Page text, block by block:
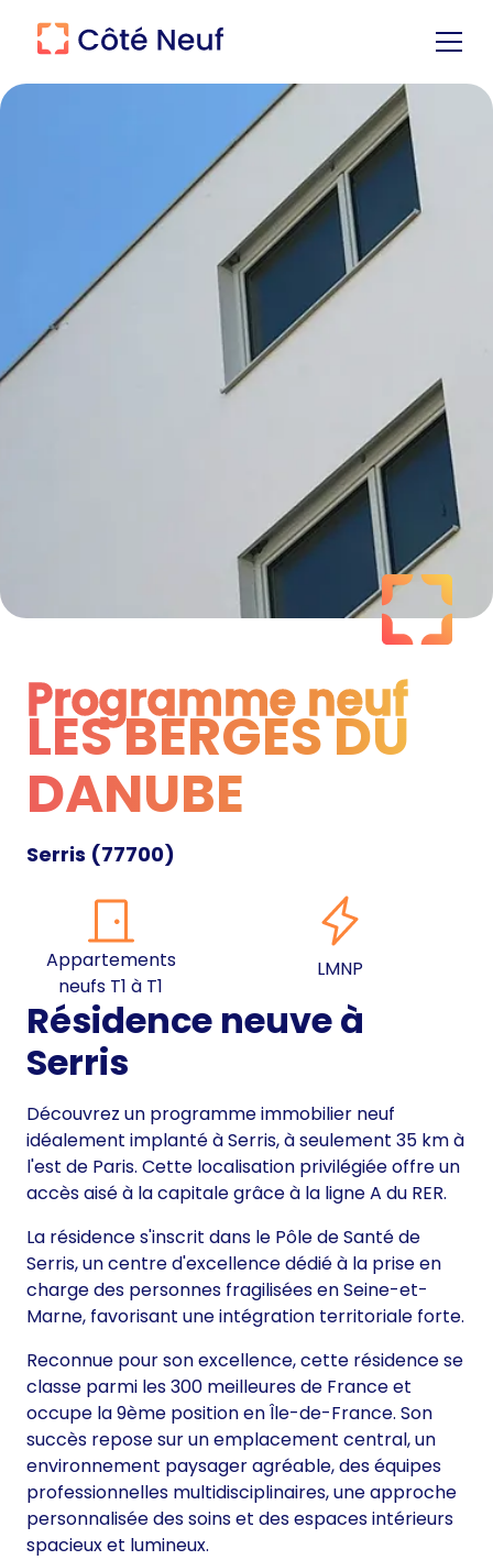
Programme neuf
Programme neuf
LES BERGES DU
DANUBE
Serris (77700)
Appartements
neufs T1 à T1
LMNP
Résidence neuve à
Serris
Découvrez un programme immobilier neuf
idéalement implanté à Serris, à seulement 35 km à
l'est de Paris. Cette localisation privilégiée offre un
accès aisé à la capitale grâce à la ligne A du RER.
La résidence s'inscrit dans le Pôle de Santé de
Serris, un centre d'excellence dédié à la prise en
charge des personnes fragilisées en Seine-et-
Marne, favorisant une intégration territoriale forte.
Reconnue pour son excellence, cette résidence se
classe parmi les 300 meilleures de France et
occupe la 9ème position en Île-de-France. Son
succès repose sur un emplacement central, un
environnement paysager agréable, des équipes
professionnelles multidisciplinaires, une approche
personnalisée des soins et des espaces intérieurs
spacieux et lumineux.